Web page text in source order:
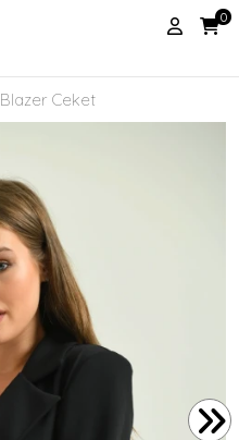
0
Blazer Ceket